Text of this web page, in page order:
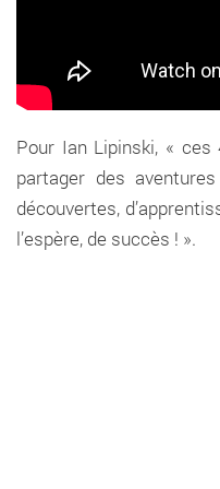
Pour Ian Lipinski, « ces
partager des
découvertes,
l’espère, de succès ! ».